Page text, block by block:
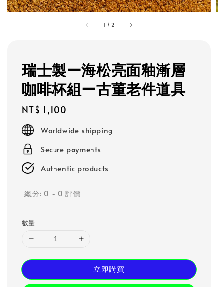
1 / 2
瑞士製ー海松亮面釉漸層
咖啡杯組ー古董老件道具
Regular
price
NT$ 1,100
Worldwide shipping
Secure payments
Authentic products
總分: 0 - 0 評價
數量
立即購買